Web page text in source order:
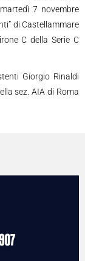
7 novembre
di Castellammare
C della Serie C
Giorgio Rinaldi
sez. AIA di Roma